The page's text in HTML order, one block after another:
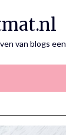
van blogs